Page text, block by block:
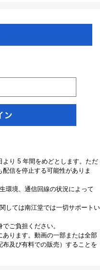
より 5 年間をめどとします。ただ
信を停止する可能性がありま
環境、通信回線の状況によって
しては南江堂では一切サポートい
ご負担ください。
あります。動画の一部または全部
及び有料での販売）することを